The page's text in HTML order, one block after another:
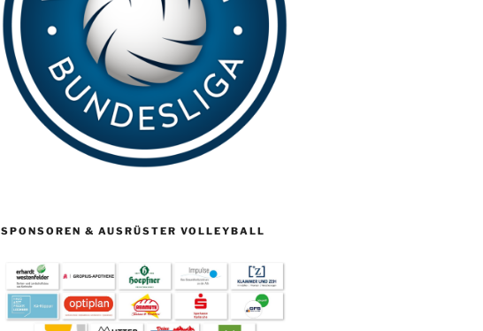
SPONSOREN & AUSRÜSTER VOLLEYBALL